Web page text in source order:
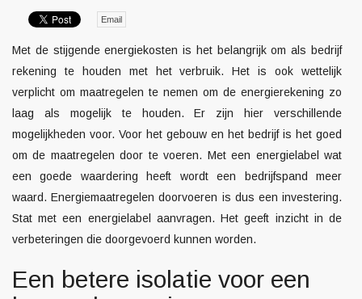
Email
Met de stijgende energiekosten is het belangrijk om als bedrijf
rekening te houden met het verbruik. Het is ook wettelijk
verplicht om maatregelen te nemen om de energierekening zo
laag als mogelijk te houden. Er zijn hier verschillende
mogelijkheden voor. Voor het gebouw en het bedrijf is het goed
om de maatregelen door te voeren. Met een energielabel wat
een goede waardering heeft wordt een bedrijfspand meer
waard. Energiemaatregelen doorvoeren is dus een investering.
Stat met een energielabel aanvragen. Het geeft inzicht in de
verbeteringen die doorgevoerd kunnen worden.
Een betere isolatie voor een